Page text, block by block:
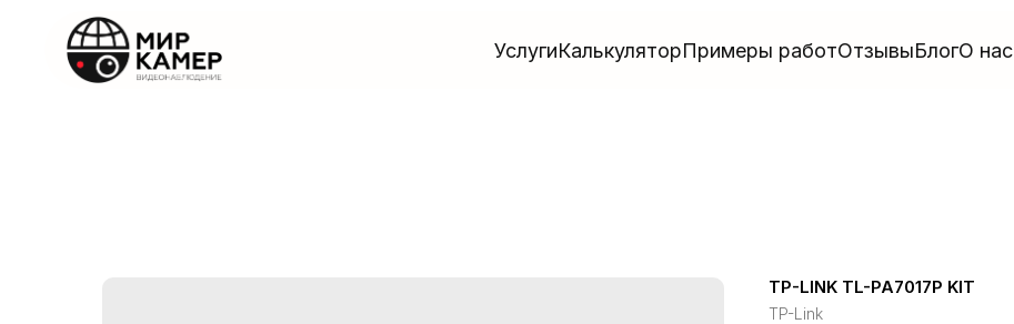
УслугиКалькуляторПримеры работОтзывыБлогО нас
TP-LINK TL-PA7017P KIT
TP-Link